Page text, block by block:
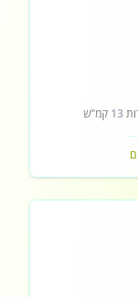
13 קמ"ש